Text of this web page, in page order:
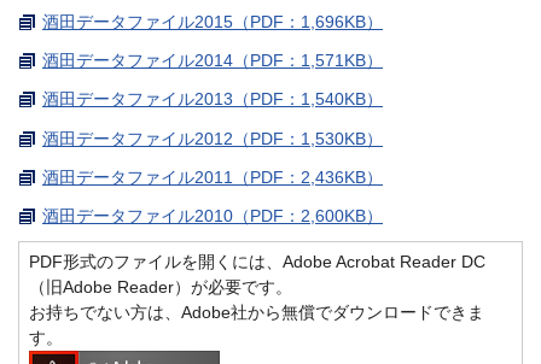
酒田データファイル2015（PDF：1,696KB）
酒田データファイル2014（PDF：1,571KB）
酒田データファイル2013（PDF：1,540KB）
酒田データファイル2012（PDF：1,530KB）
酒田データファイル2011（PDF：2,436KB）
酒田データファイル2010（PDF：2,600KB）
PDF形式のファイルを開くには、Adobe Acrobat Reader DC
（旧Adobe Reader）が必要です。
お持ちでない方は、Adobe社から無償でダウンロードできま
す。